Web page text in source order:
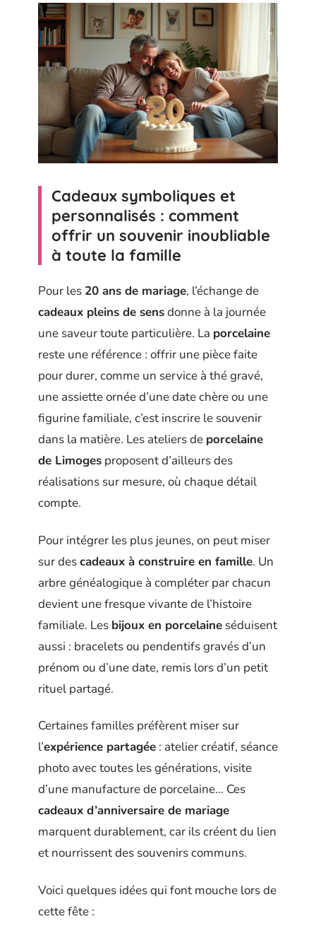
Cadeaux symboliques et
personnalisés : comment
offrir un souvenir inoubliable
à toute la famille
Pour les 20 ans de mariage, l’échange de
cadeaux pleins de sensdonne à la journée
une saveur toute particulière. La porcelaine
reste une référence : offrir une pièce faite
pour durer, comme un service à thé gravé,
une assiette ornée d’une date chère ou une
figurine familiale, c’est inscrire le souvenir
dans la matière. Les ateliers de porcelaine
de Limoges proposent d’ailleurs des
réalisations sur mesure, où chaque détail
compte.
Pour intégrer les plus jeunes, on peut miser
sur descadeaux à construire en famille. Un
arbre généalogique à compléter par chacun
devient une fresque vivante de l’histoire
familiale. Les bijoux en porcelaine séduisent
aussi : bracelets ou pendentifs gravés d’un
prénom ou d’une date, remis lors d’un petit
rituel partagé.
Certaines familles préfèrent miser sur
l’expérience partagée : atelier créatif, séance
photo avec toutes les générations, visite
d’une manufacture de porcelaine… Ces
cadeaux d’anniversaire de mariage
marquent durablement, car ils créent du lien
et nourrissent des souvenirs communs.
Voici quelques idées qui font mouche lors de
cette fête :